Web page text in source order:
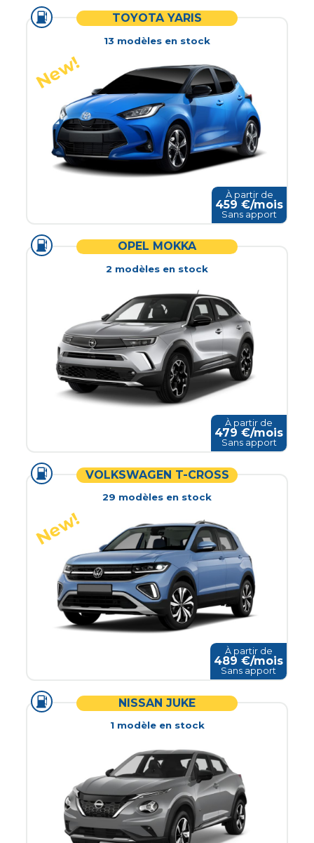
TOYOTA YARIS
13 modèles en stock
À partir de
459 €/mois
Sans apport
OPEL MOKKA
2 modèles en stock
À partir de
479 €/mois
Sans apport
VOLKSWAGEN T-CROSS
29 modèles en stock
À partir de
489 €/mois
Sans apport
NISSAN JUKE
1modèleen stock